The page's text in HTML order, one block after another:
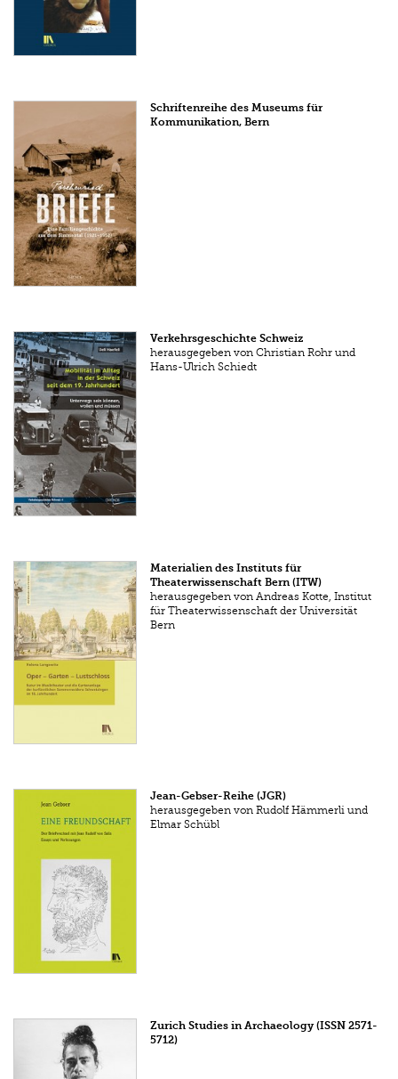
Schriftenreihe des Museums für
Kommunikation, Bern
Verkehrsgeschichte Schweiz
herausgegeben von Christian Rohr und
Hans-Ulrich Schiedt
Materialien des Instituts für
Theaterwissenschaft Bern (ITW)
herausgegeben von Andreas Kotte, Institut
für Theaterwissenschaft der Universität
Bern
Jean-Gebser-Reihe (JGR)
herausgegeben von Rudolf Hämmerli und
Elmar Schübl
Zurich Studies in Archaeology (ISSN 2571-
5712)